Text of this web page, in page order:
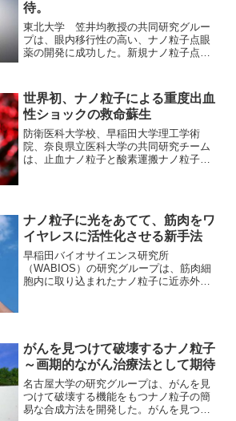
待。
東北大学 笠井均教授の共同研究グルー
プは、眼内移行性の高い、ナノ粒子点眼
薬の開発に成功した。新規ナノ粒子点眼
ると、笠井教授らは、緑内障の治療薬で
ある炭酸脱水素酵...
世界初、ナノ粒子による重度出血
性ショックの救命蘇生
防衛医科大学校、早稲田大学理工学術
院、奈良県立医科大学の共同研究チーム
は、止血ナノ粒子と酸素運搬ナノ粒子を
ナノ粒子に光をあてて、筋肉をワ
イヤレスに活性化させる新手法
早稲田バイオサイエンス研究所
（WABIOS）の研究グループは、筋肉細
胞内に取り込まれたナノ粒子に近赤外光
がんを見つけて破壊するナノ粒子
～画期的ながん治療法として期待
名古屋大学の研究グループは、がんを見
つけて破壊する機能をもつナノ粒子の簡
易な合成方法を開発した。がんを見つけ